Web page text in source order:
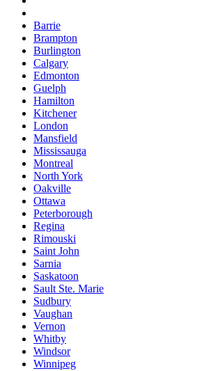
Barrie
Brampton
Burlington
Calgary
Edmonton
Guelph
Hamilton
Kitchener
London
Mansfield
Mississauga
Montreal
North York
Oakville
Ottawa
Peterborough
Regina
Rimouski
Saint John
Sarnia
Saskatoon
Sault Ste. Marie
Sudbury
Vaughan
Vernon
Whitby
Windsor
Winnipeg